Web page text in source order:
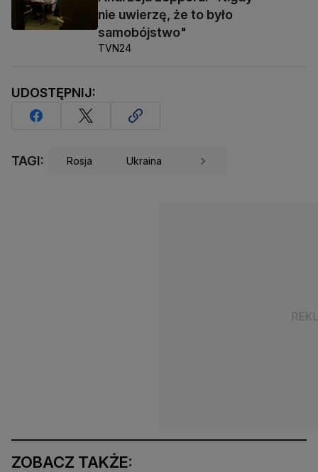
nie uwierzę, że to było
samobójstwo"
TVN24
UDOSTĘPNIJ:
TAGI: Rosja Ukraina
ZOBACZ TAKŻE: